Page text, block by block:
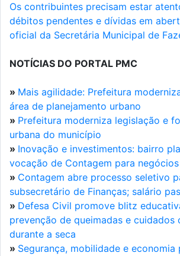
Os contribuintes precisam estar
débitos pendentes e dívidas em
oficial da Secretária Municipal de
NOTÍCIAS DO PORTAL PMC
» Mais agilidade: Prefeitura
área de planejamento urbano
» Prefeitura moderniza legislação e
urbana do município
» Inovação e investimentos: bairro
vocação de Contagem para negócios
» Contagem abre processo seletivo
subsecretário de Finanças; salário
» Defesa Civil promove blitz
prevenção de queimadas e cuidados
durante a seca
» Segurança, mobilidade e economia